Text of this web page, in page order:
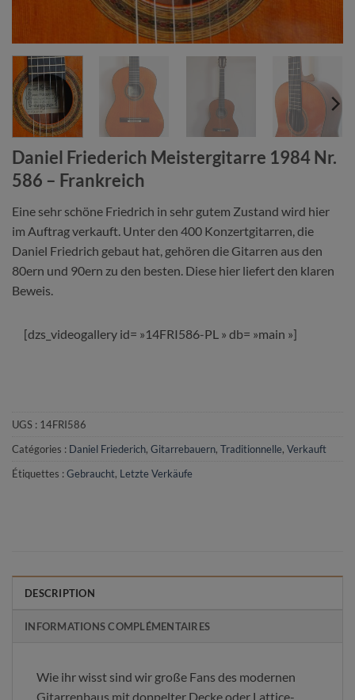
Daniel Friederich Meistergitarre 1984 Nr.
586 – Frankreich
Eine sehr schöne Friedrich in sehr gutem Zustand wird hier
im Auftrag verkauft. Unter den 400 Konzertgitarren, die
Daniel Friedrich gebaut hat, gehören die Gitarren aus den
80ern und 90ern zu den besten. Diese hier liefert den klaren
Beweis.
[dzs_videogallery id= »14FRI586-PL » db= »main »]
UGS : 14FRI586
Catégories : Daniel Friederich, Gitarrebauern, Traditionnelle, Verkauft
Étiquettes :Gebraucht, Letzte Verkäufe
DESCRIPTION
INFORMATIONS COMPLÉMENTAIRES
Wie ihr wisst sind wir große Fans des modernen
Gitarrenbaus mit doppelter Decke oder Lattice-